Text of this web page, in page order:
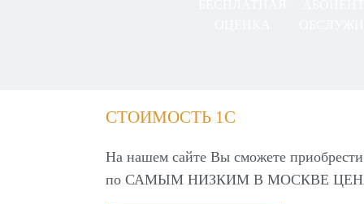
СТОИМОСТЬ 1С
На нашем сайте Вы сможете
по САМЫМ НИЗКИМ В МОСКВЕ